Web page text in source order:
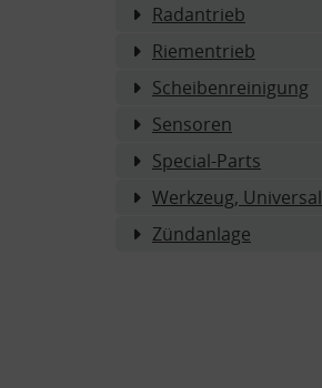
Radantrieb
Riementrieb
Scheibenreinigung
Sensoren
Special-Parts
Werkzeug, Universal
Zündanlage